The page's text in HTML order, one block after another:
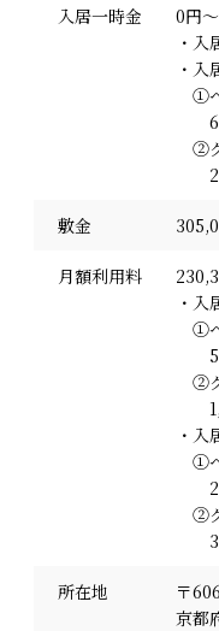
介護保険の仕組み
プライバシーポリシー
採用情報
入居一時金
0円
・
・
①ベ
②グ
敷金
月額利用料
・
①ベ
②グ
・
①ベ
②グ
所在地
〒
京都